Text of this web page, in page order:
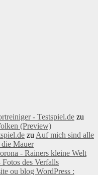
- Testspiel.de zu
(Preview)
zu Auf mich sind alle
Mauer
- Rainers kleine Welt
des Verfalls
ou blog WordPress :